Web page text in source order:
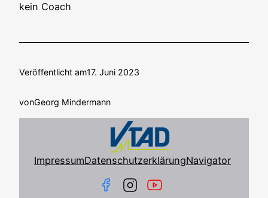
kein Coach
Veröffentlicht am17. Juni 2023
vonGeorg Mindermann
ImpressumDatenschutzerklärungNavigator